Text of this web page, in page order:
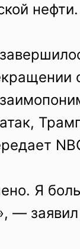
нефти.
Я
—